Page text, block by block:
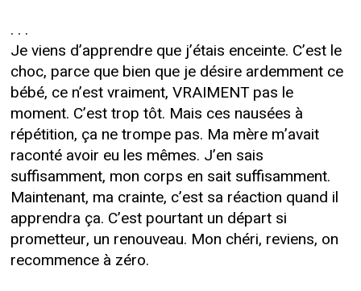
. . .
Je viens d’apprendre que j’étais enceinte. C’est le
choc, parce que bien que je désire ardemment ce
bébé, ce n’est vraiment, VRAIMENT pas le
moment. C’est trop tôt. Mais ces nausées à
répétition, ça ne trompe pas. Ma mère m’avait
raconté avoir eu les mêmes. J’en sais
suffisamment, mon corps en sait suffisamment.
Maintenant, ma crainte, c’est sa réaction quand il
apprendra ça. C’est pourtant un départ si
prometteur, un renouveau. Mon chéri, reviens, on
recommence à zéro.